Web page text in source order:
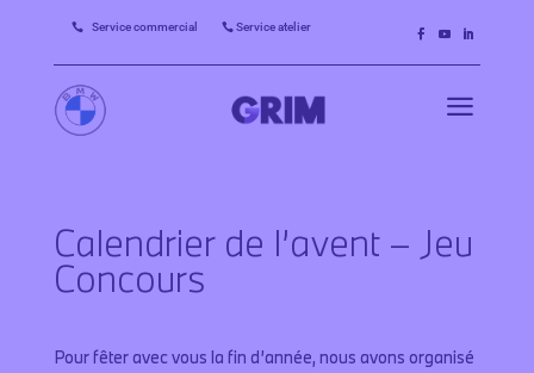
 Service commercial  Service atelier
a
Calendrier de l’avent – Jeu
Concours
Pour fêter avec vous la fin d’année, nous avons organisé